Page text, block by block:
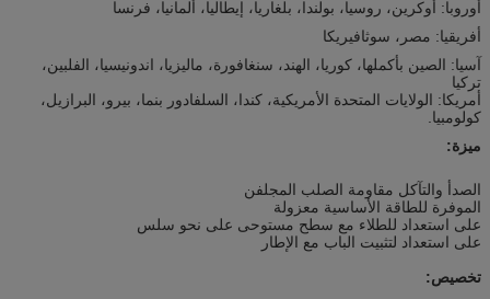
أوروبا: أوكرين، روسيا، بولندا، بلغاريا، إيطاليا، ألمانيا، فرنسا
أفريقيا: مصر، سوثافيريكا
آسيا: الصين بأكملها، كوريا، الهند، سنغافورة، ماليزيا، اندونيسيا، الفلبين،
تركيا
أمريكا: الولايات المتحدة الأمريكية، كندا، السلفادور بنما، بيرو، البرازيل،
كولومبيا.
ميزة:
الصدأ والتآكل مقاومة الصلب المجلفن
الموفرة للطاقة الأساسية معزولة
على استعداد للطلاء مع سطح مستوحى على نحو سلس
على استعداد لتثبيت الباب مع الإطار
تخصيص: